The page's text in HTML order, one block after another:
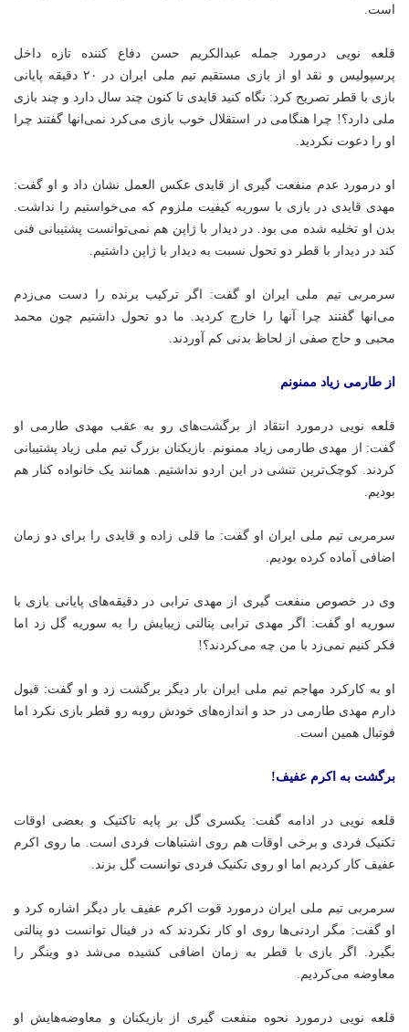
است.
قلعه نویی درمورد جمله عبدالکریم حسن دفاع کننده تازه داخل
پرسپولیس و نقد او از بازی مستقیم تیم ملی ایران در ۲۰ دقیقه پایانی
بازی با قطر تصریح کرد: نگاه کنید قایدی تا کنون چند سال دارد و چند بازی
ملی دارد؟! چرا هنگامی در استقلال خوب بازی می‌کرد نمی‌انها گفتند چرا
او را دعوت نکردید.
او درمورد عدم منفعت گیری از قایدی عکس العمل نشان داد و او گفت:
مهدی قایدی در بازی با سوریه کیفیت ملزوم که می‌خواستیم را نداشت.
بدن او تخلیه شده می بود. در دیدار با ژاپن هم نمی‌توانست پشتیبانی فنی
کند در دیدار با قطر دو تحول نسبت به دیدار با ژاپن داشتیم.
سرمربی تیم ملی ایران او گفت: اگر ترکیب برنده را دست می‌زدم
می‌انها گفتند چرا آنها را خارج کردید. ما دو تحول داشتیم چون محمد
محبی و حاج صفی از لحاظ بدنی کم آوردند.
از طارمی زیاد ممنونم
قلعه نویی درمورد انتقاد از برگشت‌های رو به عقب مهدی طارمی او
گفت: از مهدی طارمی زیاد ممنونم. بازیکنان بزرگ تیم ملی زیاد پشتیبانی
کردند. کوچک‌ترین تنشی در این اردو نداشتیم. همانند یک خانواده کنار هم
بودیم.
سرمربی تیم ملی ایران او گفت: ما قلی زاده و قایدی را برای دو زمان
اضافی آماده کرده بودیم.
وی در خصوص منفعت گیری از مهدی ترابی در دقیقه‌های پایانی بازی با
سوریه او گفت: اگر مهدی ترابی پنالتی زیبایش را به سوریه گل زد اما
فکر کنیم نمی‌زد با من چه می‌کردند؟!
او به کارکرد مهاجم تیم ملی ایران بار دیگر برگشت زد و او گفت: قبول
دارم مهدی طارمی در حد و اندازه‌های خودش روبه رو قطر بازی نکرد اما
فوتبال همین است.
برگشت به اکرم عفیف!
قلعه نویی در ادامه گفت: یکسری گل بر پایه تاکتیک و بعضی اوقات
تکنیک فردی و برخی اوقات هم روی اشتباهات فردی است. ما روی اکرم
عفیف کار کردیم اما او روی تکنیک فردی توانست گل بزند.
سرمربی تیم ملی ایران درمورد قوت اکرم عفیف بار دیگر اشاره کرد و
او گفت: مگر اردنی‌ها روی او کار نکردند که در فینال توانست دو پنالتی
بگیرد. اگر بازی با قطر به زمان اضافی کشیده می‌شد دو وینگر
را
معاوضه می‌کردیم.
قلعه نویی درمورد نحوه منفعت گیری از بازیکنان و معاوضه‌هایش او